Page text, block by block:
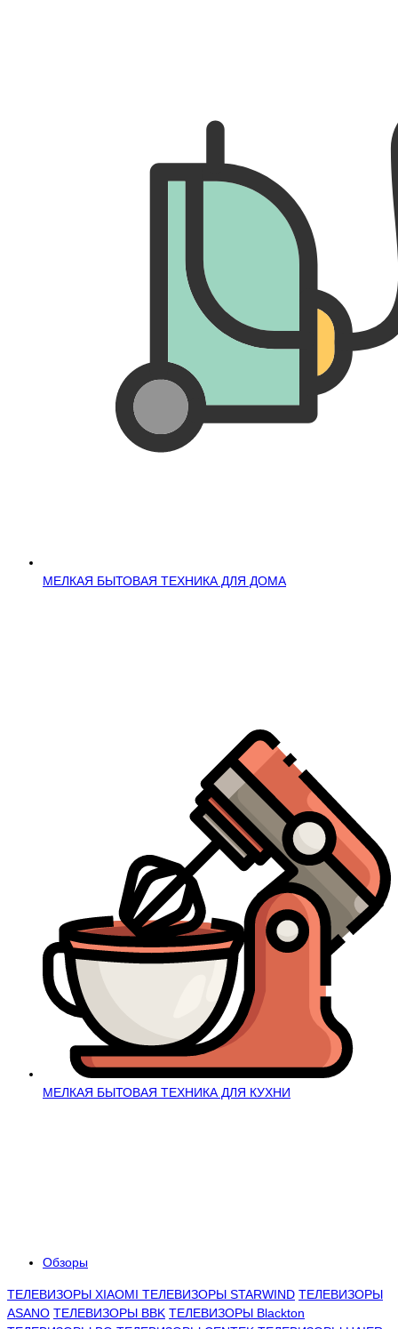
МЕЛКАЯ БЫТОВАЯ ТЕХНИКА ДЛЯ ДОМА
МЕЛКАЯ БЫТОВАЯ ТЕХНИКА ДЛЯ КУХНИ
Обзоры
ТЕЛЕВИЗОРЫ XIAOMI ТЕЛЕВИЗОРЫ STARWIND ТЕЛЕВИЗОРЫ
ASANO ТЕЛЕВИЗОРЫ BBK ТЕЛЕВИЗОРЫ Blackton